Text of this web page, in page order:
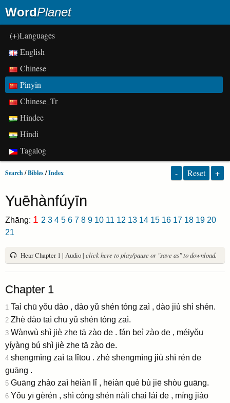
WordPlanet
(+)Languages
English
Chinese
Pinyin
Chinese_Tr
Hindee
Hindi
Tagalog
Search/Bibles/Index - Reset +
Yuēhànfúyīn
Zhāng: 1 2 3 4 5 6 7 8 9 10 11 12 13 14 15 16 17 18 19 20
21
Hear Chapter 1 | Audio | click here to play/pause or "save as" to download.
Chapter 1
1 Taì chū yǒu dào , dào yǔ shén tóng zaì , dào jiù shì shén.
2 Zhè dào taì chū yǔ shén tóng zaì.
3 Wànwù shì jiè zhe tā zào de . fán beì zào de , méiyǒu
yíyàng bú shì jiè zhe tā zào de.
4 shēngmìng zaì tā lǐtou . zhè shēngmìng jiù shì rén de
guāng .
5 Guāng zhào zaì hēiàn lǐ , hēiàn què bù jiē shòu guāng.
6 Yǒu yī gèrén , shì cóng shén nàli chāi lái de , míng jiào